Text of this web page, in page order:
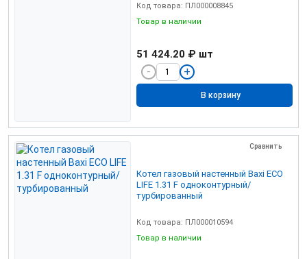
Код товара: ПЛ000008845
Товар в наличии
51 424.20 ₽ шт
В корзину
Сравнить
Котел газовый настенный Baxi ECO
LIFE 1.31 F одноконтурный/
турбированный
Код товара: ПЛ000010594
Товар в наличии